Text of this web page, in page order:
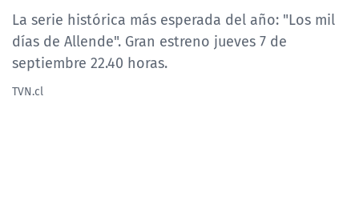
ACTUALIDAD Y TENDENCIAS
CORPORATIVO Y TRANSPARENCIA
La serie histórica más esperada del año: "Los mil
días de Allende". Gran estreno jueves 7 de
septiembre 22.40 horas.
TVN.cl